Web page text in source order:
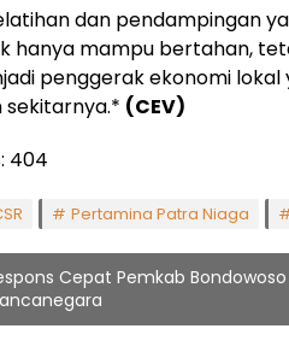
dan pendampingan
hanya mampu bertahan,
penggerak ekonomi
sekitarnya.* (CEV)
404
Pertamina Patra Niaga
Cepat Pemkab